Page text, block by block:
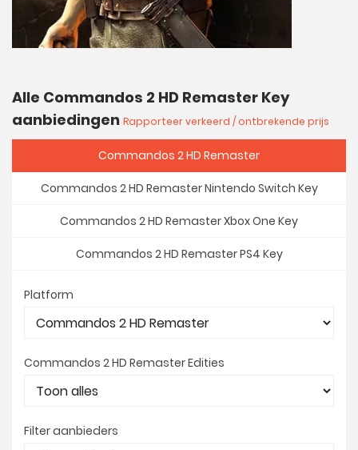
Alle Commandos 2 HD Remaster Key
aanbiedingen Rapporteer verkeerd / ontbrekende prijs
Commandos 2 HD Remaster
Commandos 2 HD Remaster Nintendo Switch Key
Commandos 2 HD Remaster Xbox One Key
Commandos 2 HD Remaster PS4 Key
Platform
Commandos 2 HD Remaster Edities
Filter aanbieders